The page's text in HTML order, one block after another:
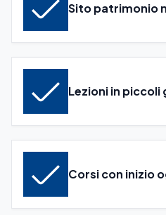
Sito patrimonio
Lezioni in
Corsi con inizio